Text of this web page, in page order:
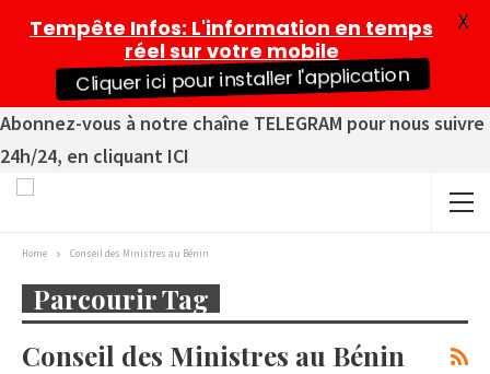
Abonnez-vous à notre chaîne TELEGRAM pour nous suivre
24h/24, en cliquant ICI
Home Conseil des Ministres au Bénin
Parcourir Tag
Conseil des Ministres au Bénin
Tempête Infos: L'information en temps
réel sur votre mobile
Cliquer ici pour installer l'application
X